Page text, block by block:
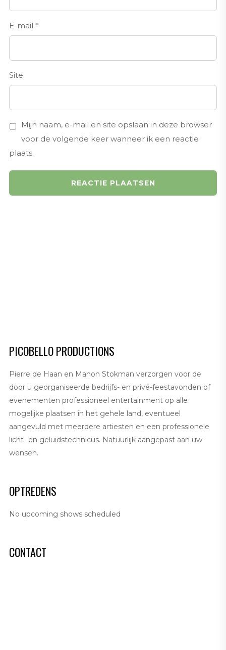
E-mail *
Site
Mijn naam, e-mail en site opslaan in deze browser
voor de volgende keer wanneer ik een reactie
plaats.
PICOBELLO PRODUCTIONS
Pierre de Haan en Manon Stokman verzorgen voor de
door u georganiseerde bedrijfs- en privé-feestavonden of
evenementen professioneel entertainment op alle
mogelijke plaatsen in het gehele land, eventueel
aangevuld met meerdere artiesten en een professionele
licht- en geluidstechnicus. Natuurlijk aangepast aan uw
wensen.
OPTREDENS
No upcoming shows scheduled
CONTACT